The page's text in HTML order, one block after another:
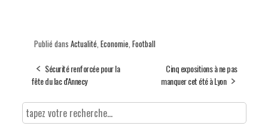
Publié dans Actualité, Economie, Football
Sécurité renforcée pour la
fête du lac d'Annecy
Cinq expositions à ne pas
manquer cet été à Lyon